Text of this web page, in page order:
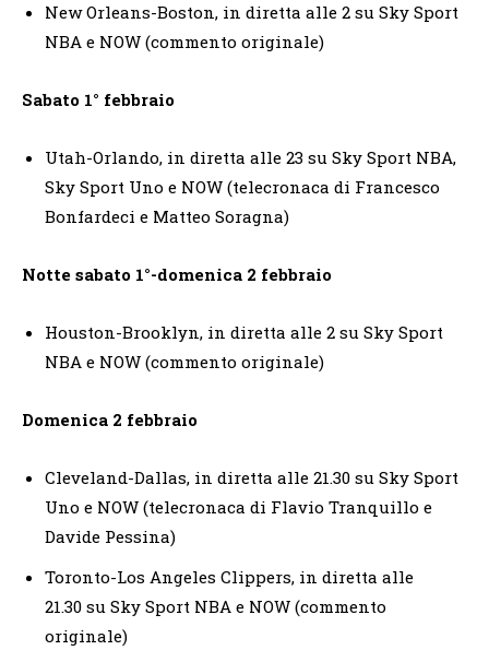
New Orleans-Boston, in diretta alle 2 su Sky Sport
NBA e NOW (commento originale)
Sabato 1° febbraio
Utah-Orlando, in diretta alle 23 su Sky Sport NBA,
Sky Sport Uno e NOW (telecronaca di Francesco
Bonfardeci e Matteo Soragna)
Notte sabato 1°-domenica 2 febbraio
Houston-Brooklyn, in diretta alle 2 su Sky Sport
NBA e NOW (commento originale)
Domenica 2 febbraio
Cleveland-Dallas, in diretta alle 21.30 su Sky Sport
Uno e NOW (telecronaca di Flavio Tranquillo e
Davide Pessina)
Toronto-Los Angeles Clippers, in diretta alle
21.30 su Sky Sport NBA e NOW (commento
originale)